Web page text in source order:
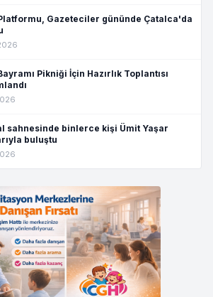
Gazeteciler gününde Çatalca'da
Pikniği İçin Hazırlık Toplantısı
sahnesinde binlerce kişi Ümit Yaşar
buluştu